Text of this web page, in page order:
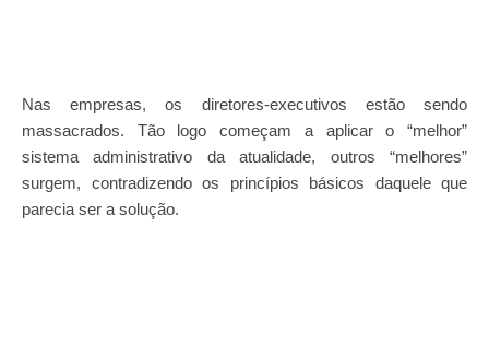
Nas empresas, os diretores-executivos estão sendo
massacrados. Tão logo começam a aplicar o “melhor”
sistema administrativo da atualidade, outros “melhores”
surgem, contradizendo os princípios básicos daquele que
parecia ser a solução.